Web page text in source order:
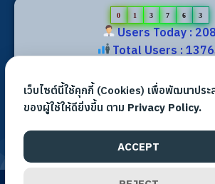
0 1 3 7 6 3
Users Today : 208
Total Users :
Total views :
Who's Online : 1
เว็บไซต์นี้ใช้คุกกี้ (Cookies) เพื่อพัฒนาปร
ของผู้ใช้ให้ดียิ่งขึ้น ตาม Privacy Policy.
ACCEPT